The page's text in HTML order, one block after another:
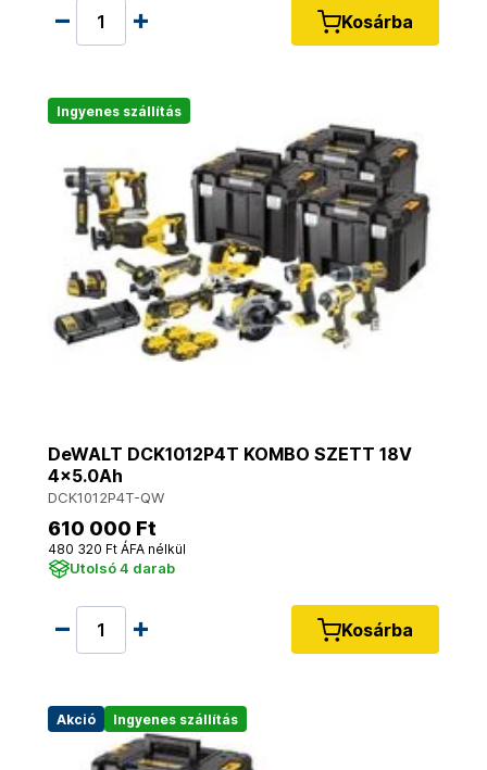
Kosárba
Ingyenes szállítás
DeWALT DCK1012P4T KOMBO SZETT 18V
4x5.0Ah
DCK1012P4T-QW
610 000 Ft
480 320 Ft ÁFA nélkül
Utolsó 4 darab
Kosárba
Akció Ingyenes szállítás